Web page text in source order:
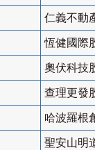
仁義不動
恆健國際
奧伏科技
查理更發
哈波羅根
聖安山明